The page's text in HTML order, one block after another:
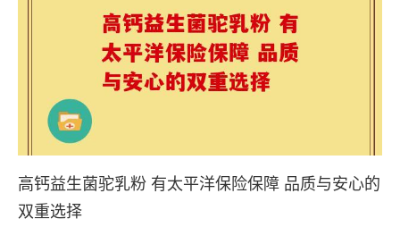
高钙益生菌驼乳粉 有太平洋保险保障 品质与安心的
双重选择